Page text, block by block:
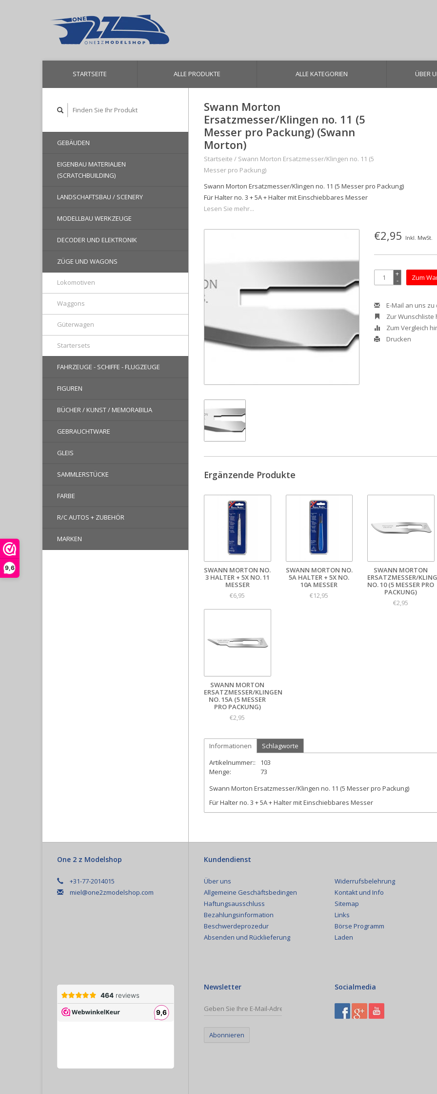
9,6
STARTSEITE ALLE PRODUKTE ALLE KATEGORIEN ÜBER
GEBÄUDEN
EIGENBAU MATERIALIEN
(SCRATCHBUILDING)
LANDSCHAFTSBAU / SCENERY
MODELLBAU WERKZEUGE
DECODER UND ELEKTRONIK
ZÜGE UND WAGONS
Lokomotiven
Waggons
Güterwagen
Startersets
FAHRZEUGE - SCHIFFE - FLUGZEUGE
FIGUREN
BÜCHER / KUNST / MEMORABILIA
GEBRAUCHTWARE
GLEIS
SAMMLERSTÜCKE
FARBE
R/C AUTOS + ZUBEHÖR
MARKEN
Swann Morton
Ersatzmesser/Klingen no. 11 (5
Messer pro Packung) (Swann
Morton)
Startseite / Swann Morton Ersatzmesser/Klingen no. 11 (5
Messer pro Packung)
Swann Morton Ersatzmesser/Klingen no. 11 (5 Messer pro Packung)
Für Halter no. 3 + 5A + Halter mit Einschiebbares Messer
Lesen Sie mehr...
€2,95 Inkl. MwSt.
+
- Zum
E-Mail an uns
Zur Wunschliste
Zum Vergleich
Drucken
Ergänzende Produkte
SWANN MORTON NO.
3 HALTER + 5X NO. 11
MESSER
€6,95
SWANN MORTON NO.
5A HALTER + 5X NO.
10A MESSER
€12,95
SWANN MORTON
ERSATZMESSER/
NO. 10 (5 MESSER PRO
PACKUNG)
€2,95
SWANN MORTON
ERSATZMESSER/KLINGEN
NO. 15A (5 MESSER
PRO PACKUNG)
€2,95
Informationen
Schlagworte
Artikelnummer::
103
Menge:
73
Swann Morton Ersatzmesser/Klingen no. 11 (5 Messer pro Packung)
Für Halter no. 3 + 5A + Halter mit Einschiebbares Messer
One 2 z Modelshop
+31-77-2014015
miel@one2zmodelshop.com
Kundendienst
Über uns
Allgemeine Geschäftsbedingen
Haftungsausschluss
Bezahlungsinformation
Beschwerdeprozedur
Absenden und Rücklieferung
Widerrufsbelehrung
Kontakt und Info
Sitemap
Links
Börse Programm
Laden
Newsletter
Abonnieren
Socialmedia